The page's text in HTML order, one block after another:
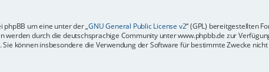
phpBB um eine unter der „GNU General Public License v2“ (GPL) bereitgestellten
werden durch die deutschsprachige Community unter www.phpbb.de zur
können insbesondere die Verwendung der Software für bestimmte Zwecke